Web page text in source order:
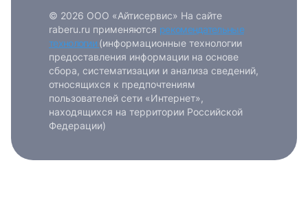
© 2026 ООО «Айтисервис» На сайте
raberu.ru применяются рекомендательные
технологии (информационные технологии
предоставления информации на основе
сбора, систематизации и анализа сведений,
относящихся к предпочтениям
пользователей сети «Интернет»,
находящихся на территории Российской
Федерации)